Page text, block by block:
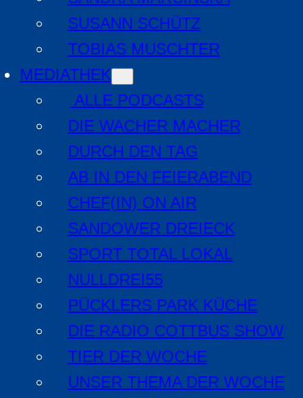
SUSANN SCHÜTZ
TOBIAS MUSCHTER
MEDIATHEK
ALLE PODCASTS
DIE WACHER MACHER
DURCH DEN TAG
AB IN DEN FEIERABEND
CHEF(IN) ON AIR
SANDOWER DREIECK
SPORT TOTAL LOKAL
NULLDREI55
PÜCKLERS PARK KÜCHE
DIE RADIO COTTBUS SHOW
TIER DER WOCHE
UNSER THEMA DER WOCHE